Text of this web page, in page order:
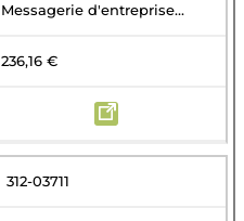
Messagerie d'entreprise...
236,16 €
312-03711